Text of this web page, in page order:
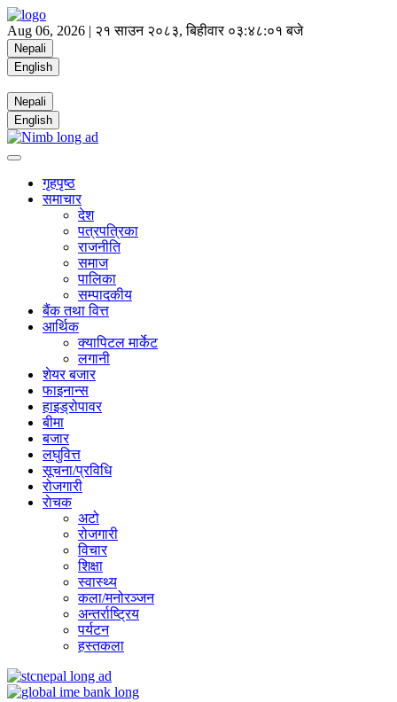
Aug 06, 2026 | २१ साउन २०८३, बिहीवार ०३:४८:०१ बजे
Nepali
English
Nepali
English
गृहपृष्ठ
समाचार
देश
पत्रपत्रिका
राजनीति
समाज
पालिका
सम्पादकीय
बैंक तथा वित्त
आर्थिक
क्यापिटल मार्केट
लगानी
शेयर बजार
फाइनान्स
हाइड्रोपावर
बीमा
बजार
लघुवित्त
सूचना/प्रविधि
रोजगारी
राेचक
अटो
रोजगारी
विचार
शिक्षा
स्वास्थ्य
कला/मनोरञ्जन
अन्तर्राष्ट्रिय
पर्यटन
हस्तकला